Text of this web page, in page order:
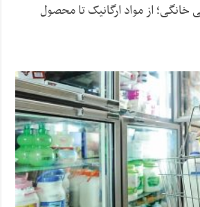
از مواد ارگانیک تا محصول